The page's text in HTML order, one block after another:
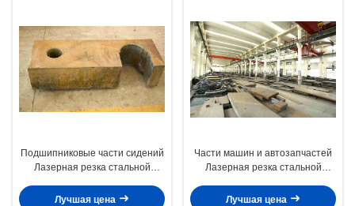
Подшипниковые части сидений
Лазерная резка стальной
покрытием и полировкой
Лучшая цена
Части машин и автозапчастей
Лазерная резка стальной
формования CNC
Лучшая цена